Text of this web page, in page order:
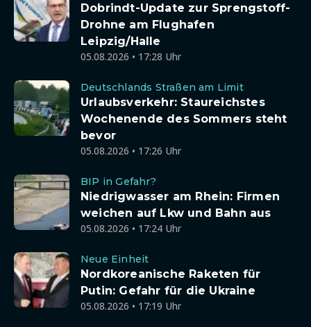
Dobrindt-Update zur Sprengstoff-
Drohne am Flughafen
Leipzig/Halle
05.08.2026 • 17:28 Uhr
Deutschlands Straßen am Limit
Urlaubsverkehr: Staureichstes
Wochenende des Sommers steht
bevor
05.08.2026 • 17:26 Uhr
BIP in Gefahr?
Niedrigwasser am Rhein: Firmen
weichen auf Lkw und Bahn aus
05.08.2026 • 17:24 Uhr
Neue Einheit
Nordkoreanische Raketen für
Putin: Gefahr für die Ukraine
05.08.2026 • 17:19 Uhr